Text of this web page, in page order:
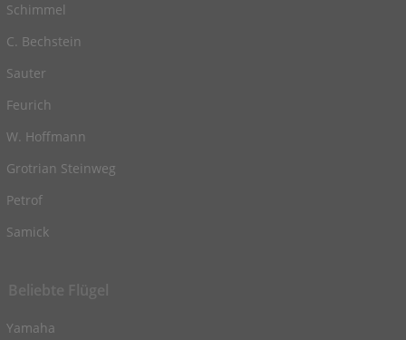
Schimmel
C. Bechstein
Sauter
Feurich
W. Hoffmann
Grotrian Steinweg
Petrof
Samick
Yamaha